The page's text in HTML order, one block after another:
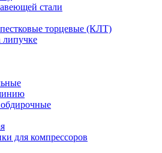
стали
торцевые (КЛТ)
для компрессоров